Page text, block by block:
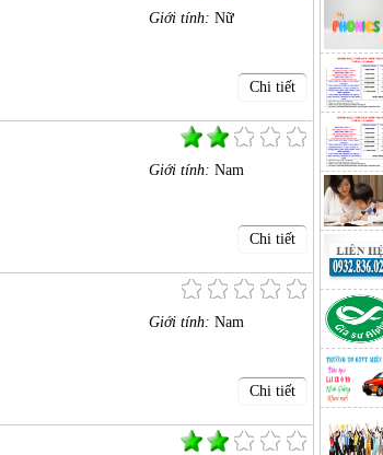
Giới tính: Nữ
Chi tiết
Giới tính: Nam
Chi tiết
Giới tính: Nam
Chi tiết